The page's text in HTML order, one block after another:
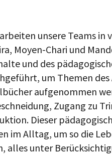
unsere Teams in
Moyen-Chari und
und des
um Themen des
aufgenommen
Zugang zu
Dieser
im Alltag, um so die
alles unter